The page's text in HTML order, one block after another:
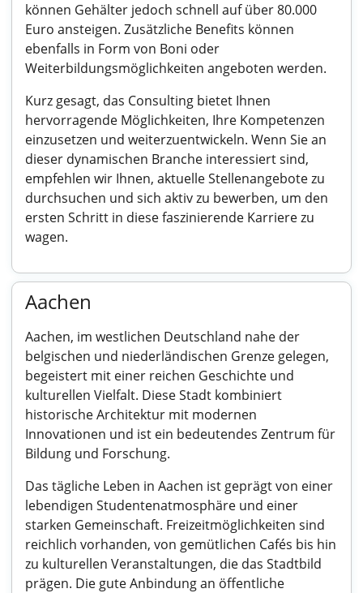
können Gehälter jedoch schnell auf über 80.000
Euro ansteigen. Zusätzliche Benefits können
ebenfalls in Form von Boni oder
Weiterbildungsmöglichkeiten angeboten werden.
Kurz gesagt, das Consulting bietet Ihnen
hervorragende Möglichkeiten, Ihre Kompetenzen
einzusetzen und weiterzuentwickeln. Wenn Sie an
dieser dynamischen Branche interessiert sind,
empfehlen wir Ihnen, aktuelle Stellenangebote zu
durchsuchen und sich aktiv zu bewerben, um den
ersten Schritt in diese faszinierende Karriere zu
wagen.
Aachen
Aachen, im westlichen Deutschland nahe der
belgischen und niederländischen Grenze gelegen,
begeistert mit einer reichen Geschichte und
kulturellen Vielfalt. Diese Stadt kombiniert
historische Architektur mit modernen
Innovationen und ist ein bedeutendes Zentrum für
Bildung und Forschung.
Das tägliche Leben in Aachen ist geprägt von einer
lebendigen Studentenatmosphäre und einer
starken Gemeinschaft. Freizeitmöglichkeiten sind
reichlich vorhanden, von gemütlichen Cafés bis hin
zu kulturellen Veranstaltungen, die das Stadtbild
prägen. Die gute Anbindung an öffentliche